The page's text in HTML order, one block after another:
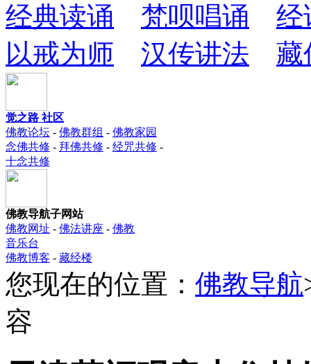
经典读诵
梵呗唱诵
经
以戒为师
汉传讲法 藏
觉之路 社区
佛教论坛 - 佛教群组 - 佛教家园
念佛共修 - 拜佛共修 - 经咒共修 -
十念共修
佛教导航子网站
佛教网址 - 佛法讲座 - 佛教
音乐台
佛教博客 - 藏经楼
您现在的位置： 佛教导航
容